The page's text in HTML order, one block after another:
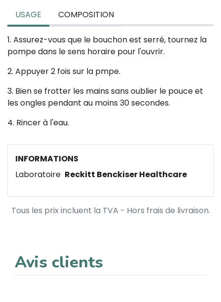
USAGE COMPOSITION
1. Assurez-vous que le bouchon est serré, tournez la
pompe dans le sens horaire pour l'ouvrir.
2. Appuyer 2 fois sur la pmpe.
3. Bien se frotter les mains sans oublier le pouce et
les ongles pendant au moins 30 secondes.
4. Rincer à l'eau.
INFORMATIONS
Laboratoire Reckitt Benckiser Healthcare
Tous les prix incluent la TVA - Hors frais de livraison.
Avis clients